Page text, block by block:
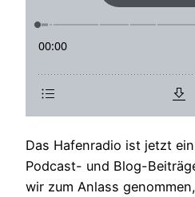
Das Hafenradio ist jetzt
Podcast- und Blog-
wir zum Anlass